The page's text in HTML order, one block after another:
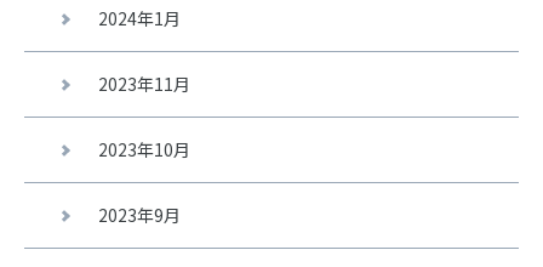
2024年1月
2023年11月
2023年10月
2023年9月